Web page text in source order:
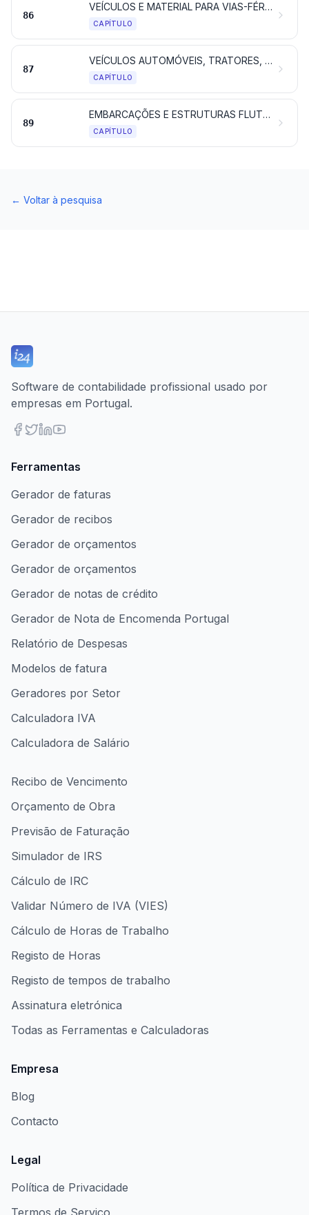
86
VEÍCULOS E MATERIAL PARA VIAS-FÉRREAS OU SEMELHANTES, E SUAS PARTES; APARELHOS MECÂNICOS (INCLUINDO OS ELETROMECÂNICOS) DE SINALIZAÇÃO PARA VIAS DE COMUNICAÇÃO
CAPÍTULO
87
VEÍCULOS AUTOMÓVEIS, TRATORES, CICLOS E OUTROS VEÍCULOS TERRESTRES, SUAS PARTES E ACESSÓRIOS
CAPÍTULO
89
EMBARCAÇÕES E ESTRUTURAS FLUTUANTES
CAPÍTULO
← Voltar à pesquisa
Software de contabilidade profissional usado por
empresas em Portugal.
Ferramentas
Gerador de faturas
Gerador de recibos
Gerador de orçamentos
Gerador de orçamentos
Gerador de notas de crédito
Gerador de Nota de Encomenda Portugal
Relatório de Despesas
Modelos de fatura
Geradores por Setor
Calculadora IVA
Calculadora de Salário
Recibo de Vencimento
Orçamento de Obra
Previsão de Faturação
Simulador de IRS
Cálculo de IRC
Validar Número de IVA (VIES)
Cálculo de Horas de Trabalho
Registo de Horas
Registo de tempos de trabalho
Assinatura eletrónica
Todas as Ferramentas e Calculadoras
Empresa
Blog
Contacto
Legal
Política de Privacidade
Termos de Serviço